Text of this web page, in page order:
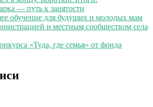
— путь к занятости
обучение для будущих и молодых мам
и местным сообществом села
«Туда, где семья» от фонда